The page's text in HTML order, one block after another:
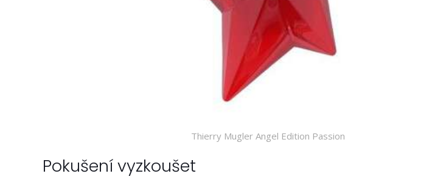
Thierry Mugler Angel Edition Passion
Pokušení vyzkoušet